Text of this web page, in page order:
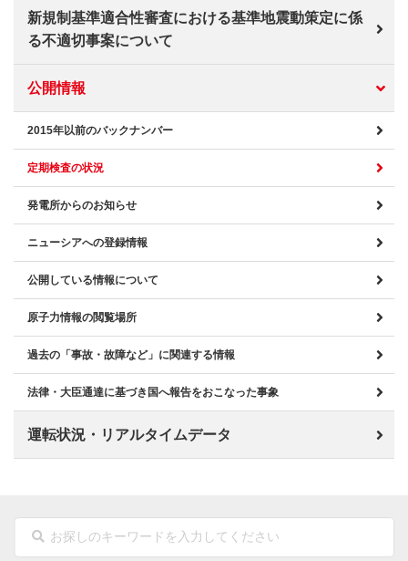
新規制基準適合性審査における基準地震動策定に係
る不適切事案について
公開情報
2015年以前のバックナンバー
定期検査の状況
発電所からのお知らせ
ニューシアへの登録情報
公開している情報について
原子力情報の閲覧場所
過去の「事故・故障など」に関連する情報
法律・大臣通達に基づき国へ報告をおこなった事象
運転状況・リアルタイムデータ